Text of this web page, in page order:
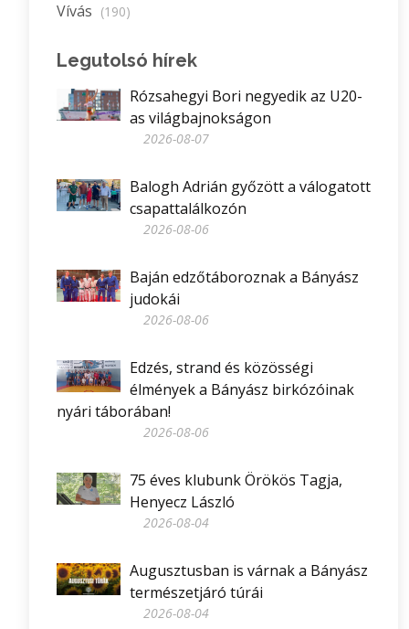
Vívás (190)
Legutolsó hírek
Rózsahegyi Bori negyedik az U20-
as világbajnokságon
2026-08-07
Balogh Adrián győzött a válogatott
csapattalálkozón
2026-08-06
Baján edzőtáboroznak a Bányász
judokái
2026-08-06
Edzés, strand és közösségi
élmények a Bányász birkózóinak
nyári táborában!
2026-08-06
75 éves klubunk Örökös Tagja,
Henyecz László
2026-08-04
Augusztusban is várnak a Bányász
természetjáró túrái
2026-08-04